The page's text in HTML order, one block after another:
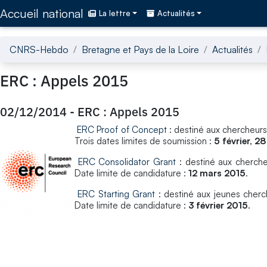
Accueil national La lettre Actualités
CNRS-Hebdo Bretagne et Pays de la Loire Actualités
ERC : Appels 2015
02/12/2014 - ERC : Appels 2015
ERC Proof of Concept: destiné aux
Trois dates limites de soumission : 5 février,
ERC Consolidator Grant : destiné aux
Date limite de candidature : 12 mars 2015.
ERC Starting Grant : destiné aux jeunes
Date limite de candidature : 3 février 2015.